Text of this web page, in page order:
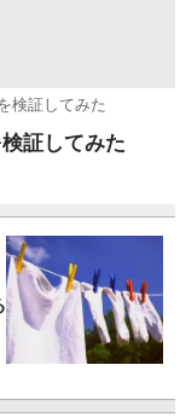
検証してみた
証してみた